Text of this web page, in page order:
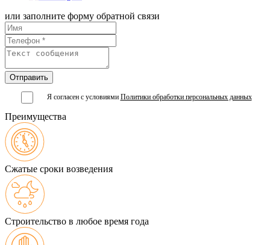
или заполните форму обратной связи
Я согласен с условиями Политики обработки персональных данных
Преимущества
Сжатые сроки возведения
Строительство в любое время года